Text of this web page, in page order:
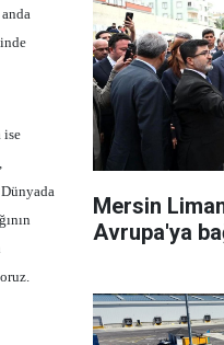
ise
Mersin
Avrupa'ya